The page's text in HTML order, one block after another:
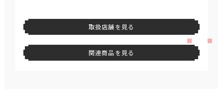
取扱店舗を見る
関連商品を見る